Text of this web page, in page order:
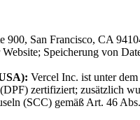
900, San Francisco, CA
Speicherung von
Vercel Inc. ist unter
zertifiziert; zusätzlich
(SCC) gemäß Art. 46